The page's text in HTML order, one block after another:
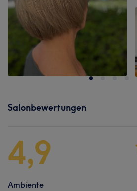
Salonbewertungen
4,9
Ambiente